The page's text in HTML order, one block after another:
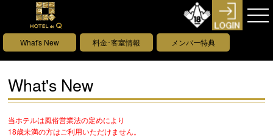
What's New 料金･客室情報 メンバー特典
What's New
当ホテルは風俗営業法の定めにより
18歳未満の方はご利用いただけません。